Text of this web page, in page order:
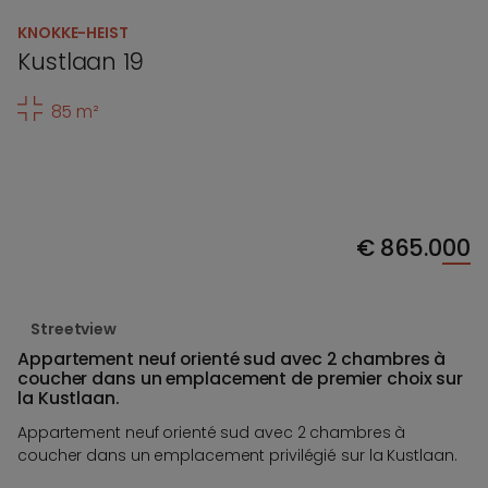
KNOKKE-HEIST
Kustlaan 19
85 m²
€865.000
Streetview
Appartement neuf orienté sud avec 2 chambres à
coucher dans un emplacement de premier choix sur
la Kustlaan.
Appartement neuf orienté sud avec 2 chambres à
coucher dans un emplacement privilégié sur la Kustlaan.